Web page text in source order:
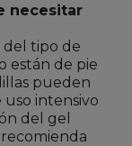
necesitar
del tipo de
están de pie
pueden
uso intensivo
del gel